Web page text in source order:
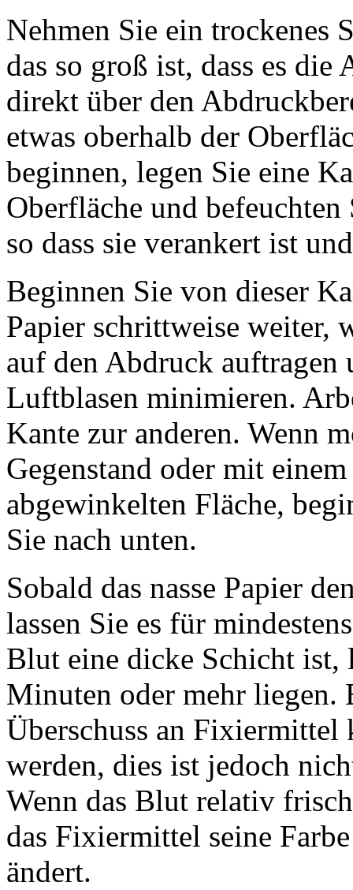
Nehmen Sie ein trockenes
das so groß ist, dass es die
direkt über den
etwas oberhalb der
beginnen, legen Sie eine
Oberfläche und befeuchten
so dass sie verankert ist
Beginnen Sie von dieser
Papier schrittweise weiter,
auf den Abdruck auftragen
Luftblasen minimieren.
Kante zur anderen. Wenn
Gegenstand oder mit
abgewinkelten Fläche,
Sie nach unten.
Sobald das nasse Papier
lassen Sie es für
Blut eine dicke Schicht ist,
Minuten oder mehr liegen.
Überschuss an Fixiermittel
werden, dies ist jedoch
Wenn das Blut relativ
das Fixiermittel seine
ändert.